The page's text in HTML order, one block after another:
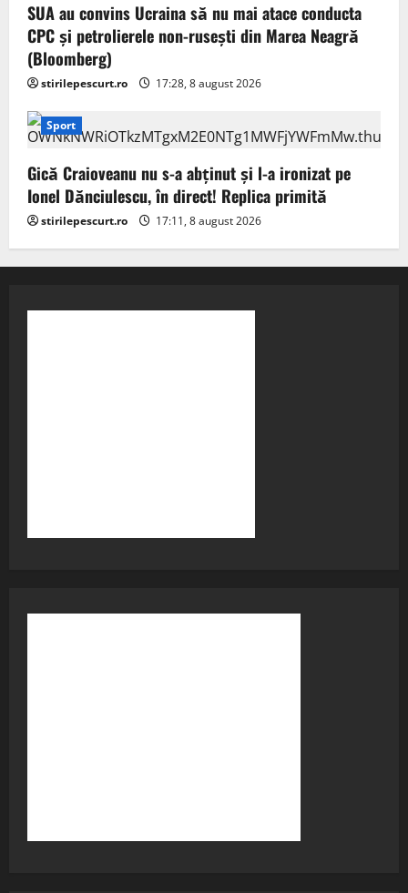
SUA au convins Ucraina să nu mai atace conducta
CPC şi petrolierele non-ruseşti din Marea Neagră
(Bloomberg)
stirilepescurt.ro 17:28, 8 august 2026
Sport
Gică Craioveanu nu s-a abținut și l-a ironizat pe
Ionel Dănciulescu, în direct! Replica primită
stirilepescurt.ro 17:11, 8 august 2026